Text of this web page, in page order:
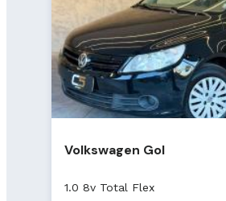
Volkswagen Gol
1.0 8v Total Flex